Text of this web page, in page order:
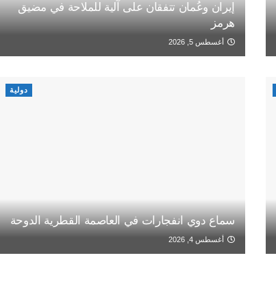
إيران وعُمان تتفقان على آلية للملاحة في مضيق
هرمز
أغسطس 5, 2026
دولية
سماع دوي انفجارات في العاصمة القطرية الدوحة
أغسطس 4, 2026